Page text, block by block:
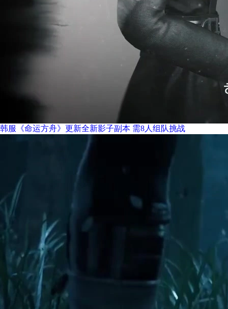
韩服《命运方舟》更新全新影子副本 需8人组队挑战